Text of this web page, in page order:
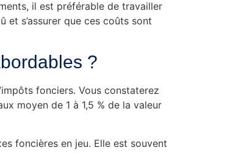
il est préférable de travailler
s’assurer que ces coûts sont
?
fonciers. Vous constaterez
moyen de 1 à 1,5 % de la valeur
foncières en jeu. Elle est souvent